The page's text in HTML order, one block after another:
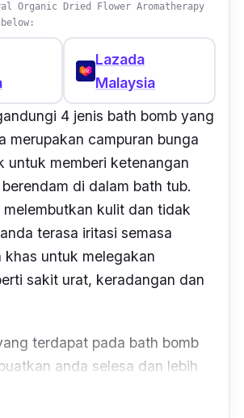
Organic Dried Flower Aromatherapy
Lazada
Malaysia
4 jenis bath bomb yang
merupakan campuran bunga
untuk memberi ketenangan
di dalam bath tub.
melembutkan kulit dan tidak
terasa iritasi semasa
khas untuk melegakan
sakit urat, keradangan dan
terdapat pada bath bomb
anda selesa dan lebih